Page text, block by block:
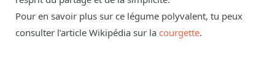
Pour en savoir plus sur ce légume polyvalent, tu peux
consulter l’article Wikipédia sur la courgette.